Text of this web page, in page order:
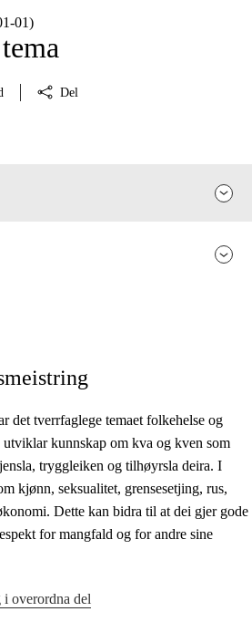
Del
det tverrfaglege temaet folkehelse og
kunnskap om kva og kven som
tryggleiken og tilhøyrsla deira. I
kjønn, seksualitet, grensesetjing, rus,
Dette kan bidra til at dei gjer gode
for mangfald og for andre sine
overordna del